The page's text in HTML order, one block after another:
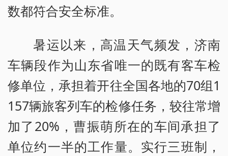
数都符合安全标准。
暑运以来，高温天气频发，济南
车辆段作为山东省唯一的既有客车检
修单位，承担着开往全国各地的70组1
157辆旅客列车的检修任务，较往常增
加了20%，曹振萌所在的车间承担了
单位约一半的工作量。实行三班制，